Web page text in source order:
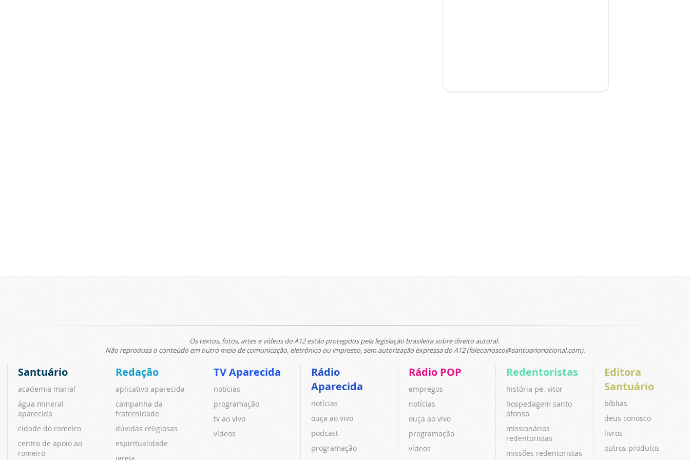
Os textos, fotos, artes e vídeos do A12 estão protegidos pela legislação brasileira sobre direito autoral.
Não reproduza o conteúdo em outro meio de comunicação, eletrônico ou impresso, sem autorização expressa do A12 (faleconosco@santuarionacional.com).
Santuário
academia marial
água mineral
aparecida
cidade do romeiro
centro de apoio ao
romeiro
Redação
aplicativo aparecida
campanha da
fraternidade
dúvidas religiosas
espiritualidade
igreja
TV Aparecida
notícias
programação
tv ao vivo
vídeos
Rádio
Aparecida
notícias
ouça ao vivo
podcast
programação
Rádio POP
empregos
notícias
ouça ao vivo
programação
vídeos
Redentoristas
história pe. vitor
hospedagem santo
afonso
missionários
redentoristas
missões redentoristas
Editora
Santuário
bíblias
deus conosco
livros
outros produtos